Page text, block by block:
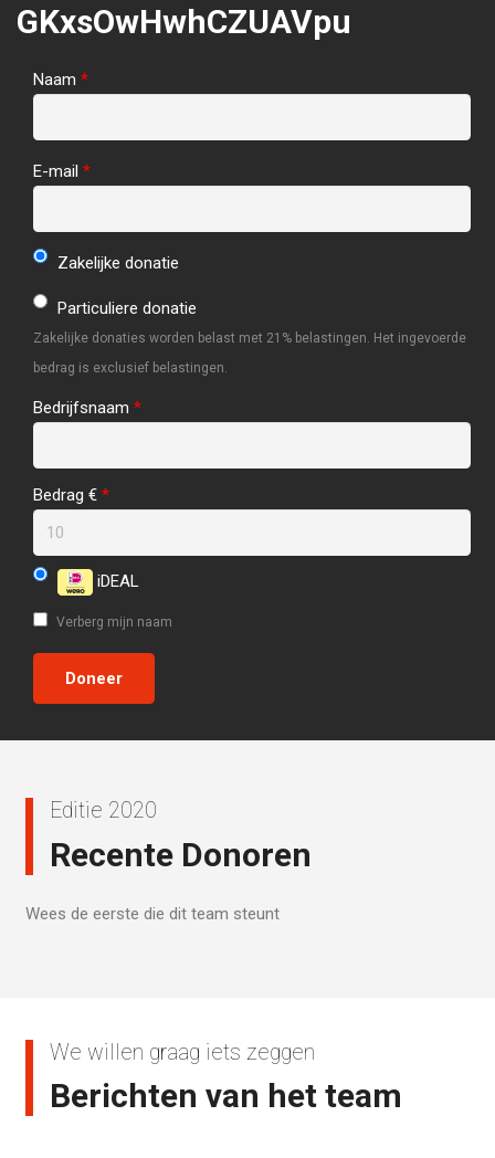
GKxsOwHwhCZUAVpu
Naam *
E-mail *
Zakelijke donatie
Particuliere donatie
Zakelijke donaties worden belast met 21% belastingen. Het ingevoerde
bedrag is exclusief belastingen.
Bedrijfsnaam *
Bedrag € *
iDEAL
Verberg mijn naam
Editie 2020
Recente Donoren
Wees de eerste die dit team steunt
We willen graag iets zeggen
Berichten van het team